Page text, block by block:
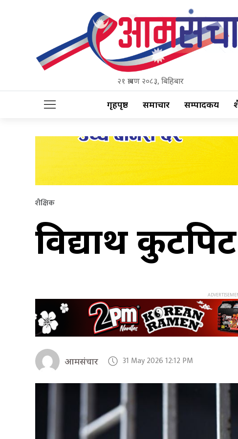
२१ श्रावण २०८३, बिहिबार
गृहपृष्ठ समाचार सम्पादकीय
शैक्षिक
विद्यार्थी
आमसंचार 31 May 2026 12:12 PM